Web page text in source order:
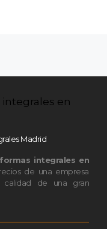
Madrid
integrales en
de una empresa
calidad de una gran